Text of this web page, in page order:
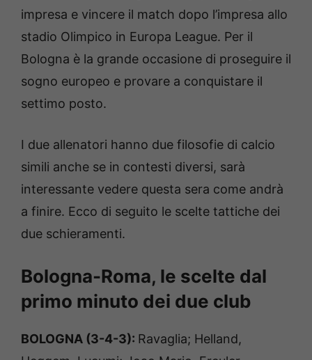
impresa e vincere il match dopo l’impresa allo
stadio Olimpico in Europa League. Per il
Bologna è la grande occasione di proseguire il
sogno europeo e provare a conquistare il
settimo posto.
I due allenatori hanno due filosofie di calcio
simili anche se in contesti diversi, sarà
interessante vedere questa sera come andrà
a finire. Ecco di seguito le scelte tattiche dei
due schieramenti.
Bologna-Roma, le scelte dal
primo minuto dei due club
BOLOGNA (3-4-3): Ravaglia; Helland,